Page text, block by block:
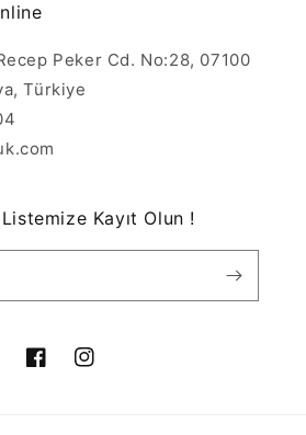
Peker Cd. No:28, 07100
Türkiye
Kayıt Olun !
FacebookInstagram